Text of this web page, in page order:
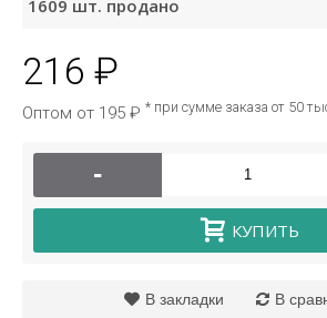
1609 шт. продано
216 ₽
Оптом от 195 ₽ * при сумме заказа от 50
-
КУПИТЬ
В закладки В